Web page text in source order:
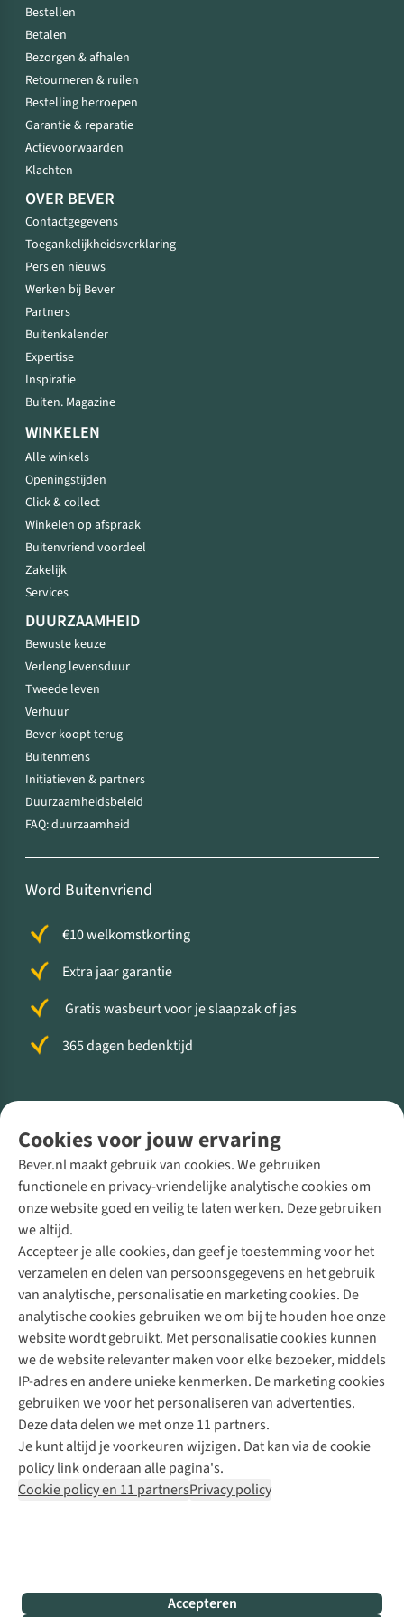
Cookies voor jouw ervaring
Bever.nl maakt gebruik van cookies. We gebruiken
functionele en privacy-vriendelijke analytische cookies om
onze website goed en veilig te laten werken. Deze gebruiken
we altijd.
Accepteer je alle cookies, dan geef je toestemming voor het
verzamelen en delen van persoonsgegevens en het gebruik
van analytische, personalisatie en marketing cookies. De
analytische cookies gebruiken we om bij te houden hoe onze
website wordt gebruikt. Met personalisatie cookies kunnen
we de website relevanter maken voor elke bezoeker, middels
IP-adres en andere unieke kenmerken. De marketing cookies
gebruiken we voor het personaliseren van advertenties.
Deze data delen we met onze 11 partners.
Je kunt altijd je voorkeuren wijzigen. Dat kan via de cookie
policy link onderaan alle pagina's.
Cookie policy en 11 partnersPrivacy policy
Accepteren
Bestellen
Betalen
Bezorgen & afhalen
Retourneren & ruilen
Bestelling herroepen
Garantie & reparatie
Actievoorwaarden
Klachten
OVER BEVER
Contactgegevens
Toegankelijkheidsverklaring
Pers en nieuws
Werken bij Bever
Partners
Buitenkalender
Expertise
Inspiratie
Buiten. Magazine
WINKELEN
Alle winkels
Openingstijden
Click & collect
Winkelen op afspraak
Buitenvriend voordeel
Zakelijk
Services
DUURZAAMHEID
Bewuste keuze
Verleng levensduur
Tweede leven
Verhuur
Bever koopt terug
Buitenmens
Initiatieven & partners
Duurzaamheidsbeleid
FAQ: duurzaamheid
Word Buitenvriend
€10 welkomstkorting
Extra jaar garantie
Gratis wasbeurt voor je slaapzak of jas
365 dagen bedenktijd
Direct advies van een Buitenexpert
+31 (0)85 888 50 88
+31 6 12 28 49 80
Contactformulier
Bever